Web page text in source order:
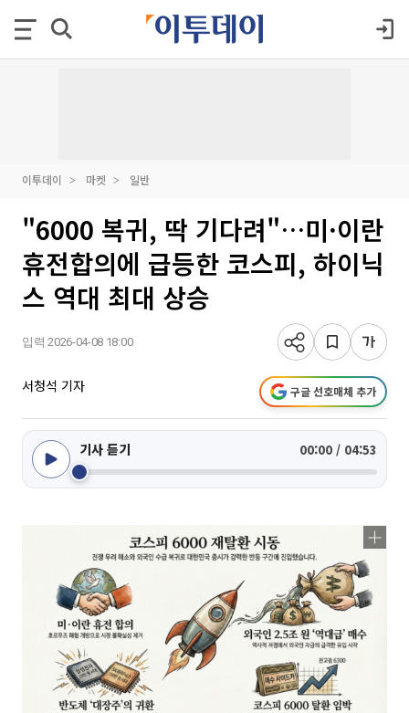
이투데이 마켓 일반
"6000 복귀, 딱 기다려"…미·이란
휴전합의에 급등한 코스피, 하이닉
스 역대 최대 상승
입력 2026-04-08 18:00
서청석 기자 구글 선호매체 추가
기사 듣기 00:00 / 04:53